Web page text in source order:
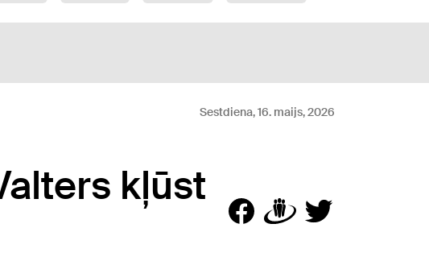
Sestdiena, 16. maijs, 2026
kļūst